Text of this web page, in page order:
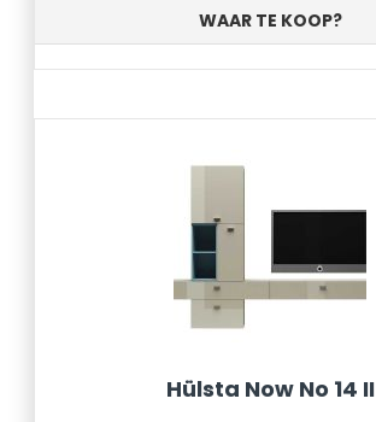
WAAR TE KOOP?
Hülsta Now No 14 II